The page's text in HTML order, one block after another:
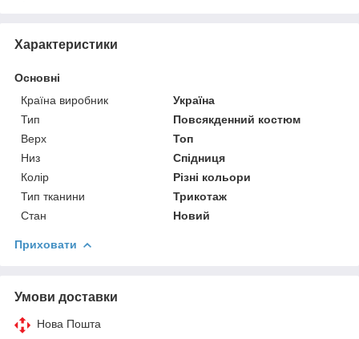
Характеристики
Основні
Країна виробник
Україна
Тип
Повсякденний костюм
Верх
Топ
Низ
Спідниця
Колір
Різні кольори
Тип тканини
Трикотаж
Стан
Новий
Приховати
Умови доставки
Нова Пошта